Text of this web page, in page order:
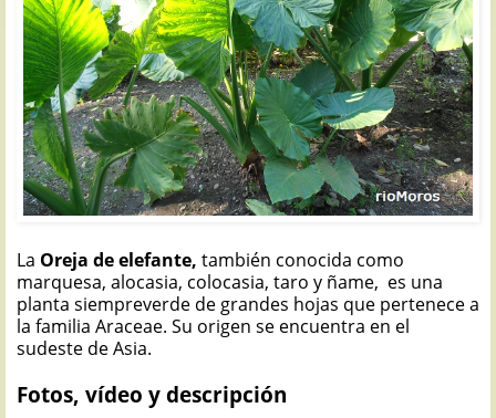
La Oreja de elefante, también conocida como
marquesa, alocasia, colocasia, taro y ñame, es una
planta siempreverde de grandes hojas que pertenece a
la familia Araceae. Su origen se encuentra en el
sudeste de Asia.
Fotos, vídeo y descripción